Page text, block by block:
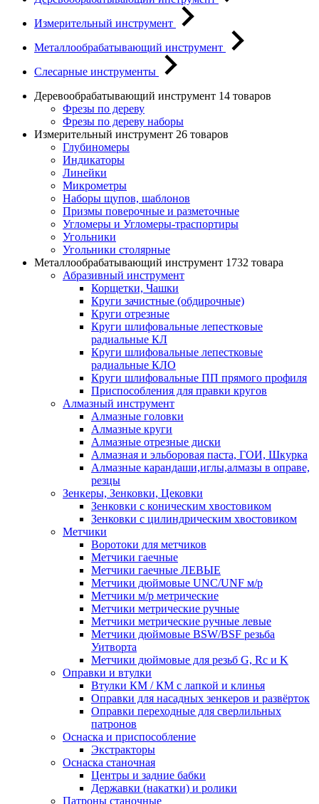
Измерительный инструмент
Металлообрабатывающий инструмент
Слесарные инструменты
Деревообрабатывающий инструмент 14 товаров
Фрезы по дереву
Фрезы по дереву наборы
Измерительный инструмент 26 товаров
Глубиномеры
Индикаторы
Линейки
Микрометры
Наборы щупов, шаблонов
Призмы поверочные и разметочные
Угломеры и Угломеры-траспортиры
Угольники
Угольники столярные
Металлообрабатывающий инструмент 1732 товара
Абразивный инструмент
Корщетки, Чашки
Круги зачистные (обдирочные)
Круги отрезные
Круги шлифовальные лепестковые
радиальные КЛ
Круги шлифовальные лепестковые
радиальные КЛО
Круги шлифовальные ПП прямого профиля
Приспособления для правки кругов
Алмазный инструмент
Алмазные головки
Алмазные круги
Алмазные отрезные диски
Алмазная и эльборовая паста, ГОИ, Шкурка
Алмазные карандаши,иглы,алмазы в оправе,
резцы
Зенкеры, Зенковки, Цековки
Зенковки с коническим хвостовиком
Зенковки с цилиндрическим хвостовиком
Метчики
Воротоки для метчиков
Метчики гаечные
Метчики гаечные ЛЕВЫЕ
Метчики дюймовые UNC/UNF м/р
Метчики м/р метрические
Метчики метрические ручные
Метчики метрические ручные левые
Метчики дюймовые BSW/BSF резьба
Уитворта
Метчики дюймовые для резьб G, Rc и K
Оправки и втулки
Втулки КМ / КМ с лапкой и клинья
Оправки для насадных зенкеров и развёрток
Оправки переходные для сверлильных
патронов
Оснаска и приспособление
Экстракторы
Оснаска станочная
Центры и задние бабки
Державки (накатки) и ролики
Патроны станочные